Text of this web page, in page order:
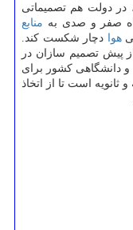
دولت هم تصمیماتی
صفر و صدی به منابع
هوا
دچار شكست كند.
پیش تصمیم سازان در
دانشگاهی كشور برای
ثانویه است تا از اتخاذ